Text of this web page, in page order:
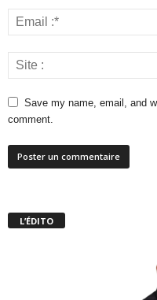
Save my name, email, and
comment.
L’ÉDITO